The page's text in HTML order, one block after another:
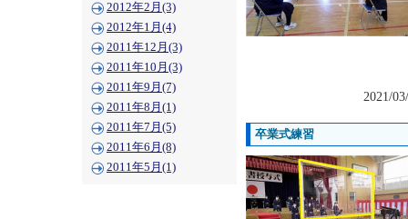
2012年2月(3)
2012年1月(4)
2011年12月(3)
2011年10月(3)
2011年9月(7)
2011年8月(1)
2011年7月(5)
2011年6月(8)
2011年5月(1)
2021/
卒業式練習